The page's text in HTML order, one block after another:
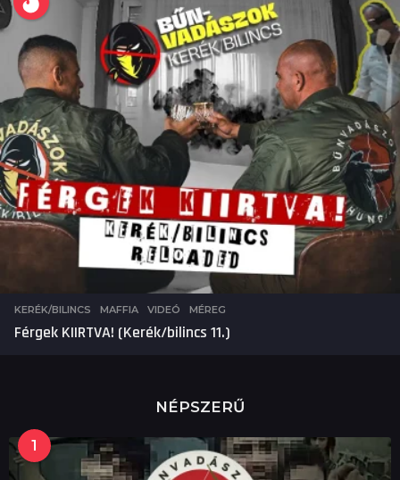
KERÉK/BILINCS ,MAFFIA ,VIDEÓ MÉREG
Férgek KIIRTVA! (Kerék/bilincs 11.)
NÉPSZERŰ
1